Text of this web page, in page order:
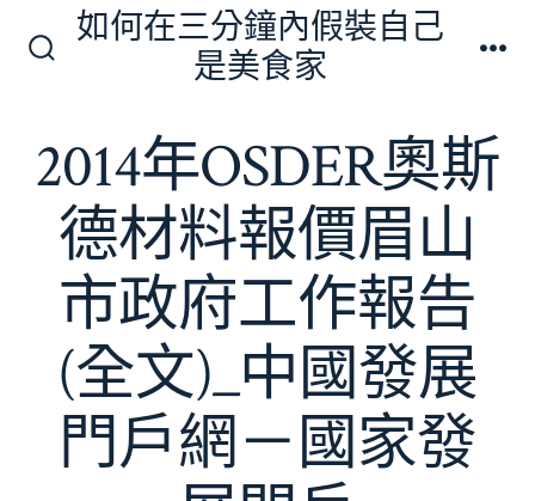
換
開
關
如何在三分鐘內假裝自己
是美食家
2014年OSDER奧斯
德材料報價眉山
市政府工作報告
(全文)_中國發展
門戶網－國家發